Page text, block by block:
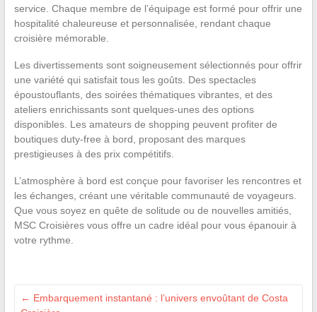
service. Chaque membre de l’équipage est formé pour offrir une
hospitalité chaleureuse et personnalisée, rendant chaque
croisière mémorable.
Les divertissements sont soigneusement sélectionnés pour offrir
une variété qui satisfait tous les goûts. Des spectacles
époustouflants, des soirées thématiques vibrantes, et des
ateliers enrichissants sont quelques-unes des options
disponibles. Les amateurs de shopping peuvent profiter de
boutiques duty-free à bord, proposant des marques
prestigieuses à des prix compétitifs.
L’atmosphère à bord est conçue pour favoriser les rencontres et
les échanges, créant une véritable communauté de voyageurs.
Que vous soyez en quête de solitude ou de nouvelles amitiés,
MSC Croisières vous offre un cadre idéal pour vous épanouir à
votre rythme.
← Embarquement instantané : l’univers envoûtant de Costa